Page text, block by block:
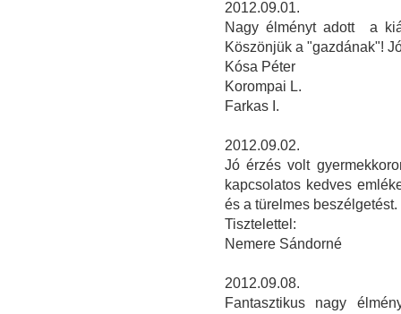
2012.09.01.
Nagy élményt adott a
Köszönjük a "gazdának"!
Kósa Péter
Korompai L.
Farkas I.
2012.09.02.
Jó érzés volt
kapcsolatos kedves
és a türelmes beszélgetést.
Tisztelettel:
Nemere Sándorné
2012.09.08.
Fantasztikus nagy